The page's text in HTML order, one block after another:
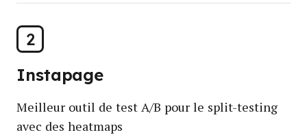
2
Instapage
Meilleur outil de test A/B pour le split-testing
avec des heatmaps